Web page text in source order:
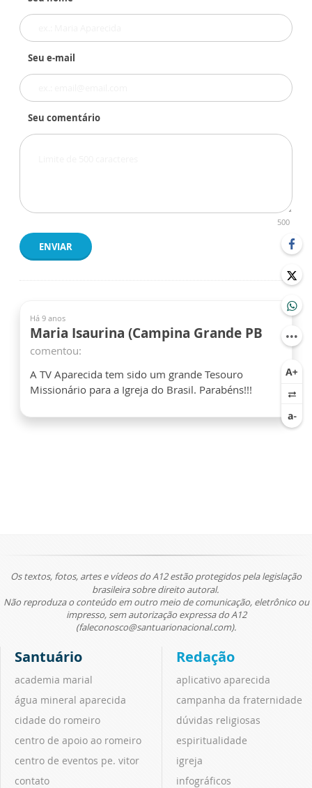
Seu e-mail
Seu comentário
500
ENVIAR
Há 9 anos
Maria Isaurina (Campina Grande PB
comentou:
A TV Aparecida tem sido um grande Tesouro
Missionário para a Igreja do Brasil. Parabéns!!!
Os textos, fotos, artes e vídeos do A12 estão protegidos pela legislação
brasileira sobre direito autoral.
Não reproduza o conteúdo em outro meio de comunicação, eletrônico ou
impresso, sem autorização expressa do A12
(faleconosco@santuarionacional.com).
Santuário
academia marial
água mineral aparecida
cidade do romeiro
centro de apoio ao romeiro
centro de eventos pe. vitor
contato
Redação
aplicativo aparecida
campanha da fraternidade
dúvidas religiosas
espiritualidade
igreja
infográficos